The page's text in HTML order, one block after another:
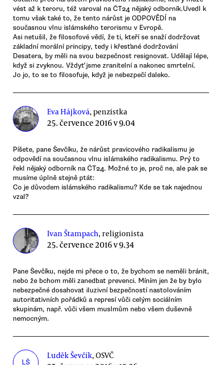
vést až k teroru, též varoval na ČT24 nějaký odborník.Uvedl k
tomu však také to, že tento nárůst je ODPOVĚDÍ na
současnou vlnu islámského terorismu v Evropě.
Asi netušil, že filosofové vědí, že ti, kteří se snaží dodržovat
základní morální principy, tedy i křesťané dodržování
Desatera, by měli na svou bezpečnost resignovat. Udělají lépe,
když si zvyknou. Vždyť jsme zranitelní a nakonec smrtelní.
Jo jo, to se to filosofuje, když je nebezpečí daleko.
Eva Hájková, penzistka
25. července 2016 v 9.04
Píšete, pane Ševčíku, že nárůst pravicového radikalismu je
odpovědí na současnou vlnu islámského radikalismu. Prý to
řekl nějaký odborník na ČT24. Možné to je, proč ne, ale pak se
musíme úplně stejně ptát:
Co je důvodem islámského radikalismu? Kde se tak najednou
vzal?
Ivan Štampach, religionista
25. července 2016 v 9.34
Pane Ševčíku, nejde mi přece o to, že bychom se neměli bránit,
nebo že bchom měli zanedbat prevenci. Míním jen že by bylo
nebezpečné dosahovat iluzivní bezpečností nastolováním
autoritativních pořádků a represí vůči celým sociálním
skupinám, např. vůči všem muslmům nebo všem duševně
nemocným.
LŠ
Luděk Ševčík, OSVČ